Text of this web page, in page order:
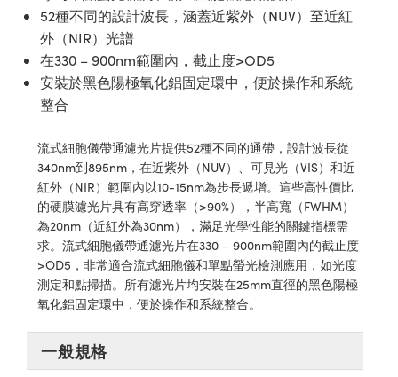
| 光纖
| 雷射光學
| 超快光學
Sputtering) Coated Optics |
濺鍍）鍍膜光學元件
Elements (DOE) | 繞射光
| 雷射偏光片
| 雷射稜鏡
Lighting |顯微鏡照明
體視顯微鏡系統
Filters | 顯微鏡濾光片
| 顯微鏡標靶
Stage Micrometers | 刻劃板或
Mechanics | 顯微鏡用結構件
and Optomechanics |
Interface Cameras | 高速接口相
| 模擬相機
and Detection
性裝置
Production
Tomography
Optical Company
Components
用品 52種不同的設計波長，涵蓋近紫外（NUV）至近紅
外（NIR）光譜
在330 – 900nm範圍內，截止度>OD5
安裝於黑色陽極氧化鋁固定環中，便於操作和系統
整合
流式細胞儀帶通濾光片提供52種不同的通帶，設計波長從
340nm到895nm，在近紫外（NUV）、可見光（VIS）和近
紅外（NIR）範圍內以10-15nm為步長遞增。這些高性價比
的硬膜濾光片具有高穿透率（>90%），半高寬（FWHM）
為20nm（近紅外為30nm），滿足光學性能的關鍵指標需
求。流式細胞儀帶通濾光片在330 – 900nm範圍內的截止度
>OD5，非常適合流式細胞儀和單點螢光檢測應用，如光度
測定和點掃描。所有濾光片均安裝在25mm直徑的黑色陽極
氧化鋁固定環中，便於操作和系統整合。
一般規格